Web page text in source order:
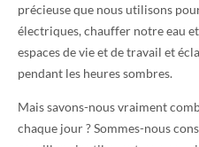
précieuse que nous utilisons
électriques, chauffer notre eau
espaces de vie et de travail et
pendant les heures sombres.
Mais savons-nous vraiment
chaque jour ? Sommes-nous